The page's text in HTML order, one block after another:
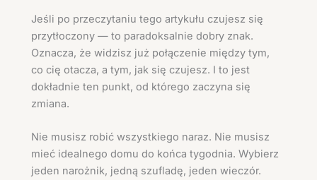
Jeśli po przeczytaniu tego artykułu czujesz się
przytłoczony — to paradoksalnie dobry znak.
Oznacza, że widzisz już połączenie między tym,
co cię otacza, a tym, jak się czujesz. I to jest
dokładnie ten punkt, od którego zaczyna się
zmiana.
Nie musisz robić wszystkiego naraz. Nie musisz
mieć idealnego domu do końca tygodnia. Wybierz
jeden narożnik, jedną szufladę, jeden wieczór.